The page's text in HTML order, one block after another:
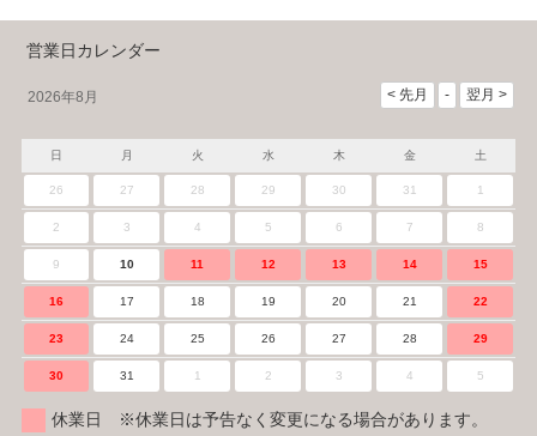
営業日カレンダー
2026年8月
日 月 火 水 木 金 土
26 27 28 29 30 31 1
2 3 4 5 6 7 8
9 10 11 12 13 14 15
16 17 18 19 20 21 22
23 24 25 26 27 28 29
30 31 1 2 3 4 5
休業日 ※休業日は予告なく変更になる場合があります。